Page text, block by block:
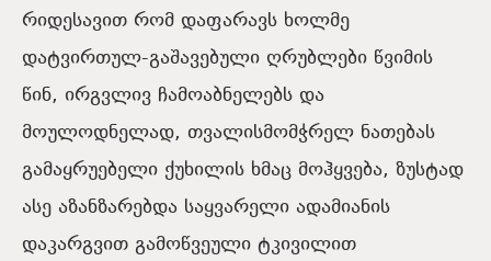
რიდესავით რომ დაფარავს ხოლმე
დატვირთულ-გაშავებული ღრუბლები წვიმის
წინ, ირგვლივ ჩამოაბნელებს და
მოულოდნელად, თვალისმომჭრელ ნათებას
გამაყრუებელი ქუხილის ხმაც მოჰყვება, ზუსტად
ასე აზანზარებდა საყვარელი ადამიანის
დაკარგვით გამოწვეული ტკივილით